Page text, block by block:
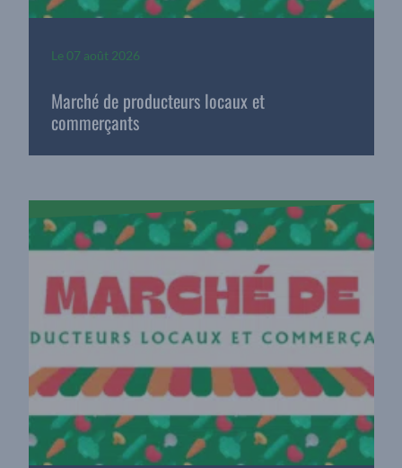
Le 07 août 2026
Marché de producteurs locaux et
commerçants